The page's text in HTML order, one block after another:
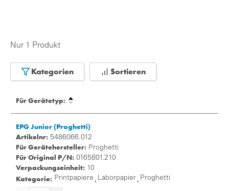
Nur 1 Produkt
Kategorien Sortieren
Für Gerätetyp:
EPG Junior (Proghetti)
Artikelnr: 5486066.012
Für Gerätehersteller: Proghetti
Für Original P/N: 0165801.210
Verpackungseinheit: 10
Kategorie: Printpapiere , Laborpapier , Proghetti